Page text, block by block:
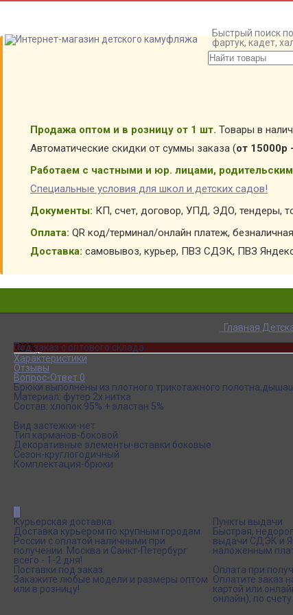
Быстрый поиск
фартук, кадет,
Продажа оптом и в розницу от 1 шт. Товары в
Автоматические скидки от суммы заказа (от 15000р
Работаем с частными и юр. лицами,
Специальные условия для школ и детских садов!
Документы: КП, счет, договор, УПД, ЭДО, тендеры,
Оплата: QR код/терминал/онлайн платеж,
Доставка: самовывоз, курьер, ПВЗ СДЭК, ПВЗ
Главная
-22%
Под заказ с оптового склада
Обзор
Характеристики
Отзывы
Вопрос-Ответ 0
Брюки выполнены из плотного трикотажного
Материал: футер 2х нитка
Состав: хлопок 95% + эластан 5%
Вид застежки-нет
Тип карманов-боковой
Декоративные элементы-вставки боковые
Сезон-круглогодичный
Комплектация-брюки
Курьерская доставка
Доставка курьером по крупным городам
России с оплатой наличными при
получении. Москва и Санкт-Петербург
всего - 1-2 дня!
Пункты выдачи
Быстрая,
выдачи СДЭК и
наложенным
Поставки под заказ.
Закажите любые модели и размеры оптом
или в розницу!
Оплата при
Оплатите заказ
картой или
онлайн), по